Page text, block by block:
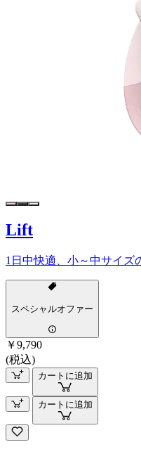
Lift
1日中快適、小～中サイズ
スペシャルオファー
￥9,790
(税込)
カートに追加
カートに追加